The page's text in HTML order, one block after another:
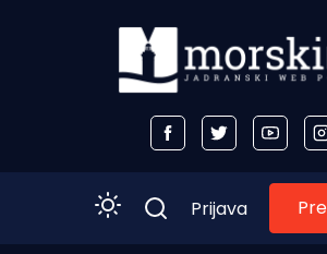
Prijava